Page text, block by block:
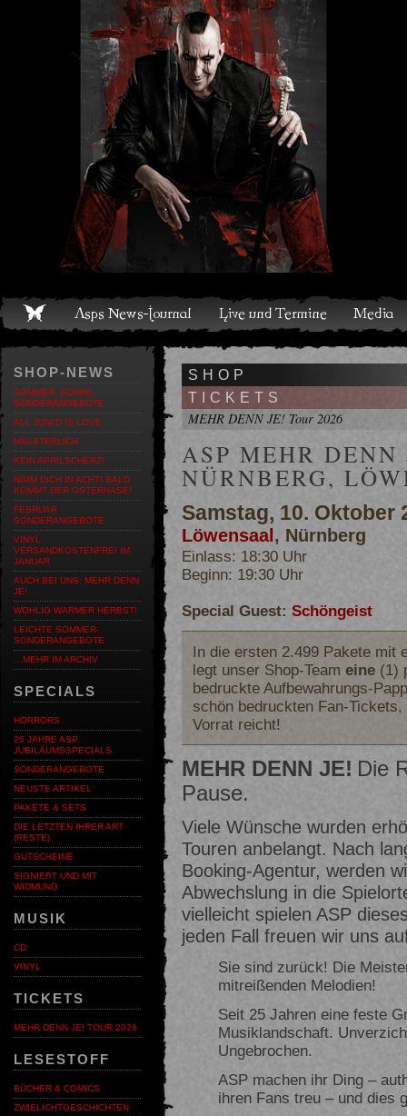
Live und Termine Media Shop Band Discografie
SHOP-NEWS
SOMMER, SONNE,
SONDERANGEBOTE
ALL JUNI'D IS LOVE
MAI-STERLICH
KEIN APRILSCHERZ!
NIMM DICH IN ACHT! BALD
KOMMT DER OSTERHASE!
FEBRUAR
SONDERANGEBOTE
VINYL
VERSANDKOSTENFREI IM
JANUAR
AUCH BEI UNS: MEHR DENN
JE!
WOHLIG WARMER HERBST!
LEICHTE SOMMER-
SONDERANGEBOTE
…MEHR IM ARCHIV
SPECIALS
HORRORS
25 JAHRE ASP.
JUBILÄUMSSPECIALS
SONDERANGEBOTE
NEUSTE ARTIKEL
PAKETE & SETS
DIE LETZTEN IHRER ART
(RESTE)
GUTSCHEINE
SIGNIERT UND MIT
WIDMUNG
MUSIK
CD
VINYL
TICKETS
MEHR DENN JE! TOUR 2026
LESESTOFF
BÜCHER & COMICS
ZWIELICHTGESCHICHTEN
SHOP
TICKETS
MEHR DENN JE! Tour 2026
ASP MEHR
NÜRNBERG,
Samstag, 10. Oktober
Löwensaal , Nürnberg
Einlass: 18:30 Uhr
Beginn: 19:30 Uhr
Special Guest: Schöngeist
In die ersten 2.499 Pakete mit
legt unser Shop-Team eine (1)
bedruckte Aufbewahrungs-
schön bedruckten Fan-
Vorrat reicht!
MEHR DENN JE! Die
Pause.
Viele Wünsche wurden
Touren anbelangt. Nach
Booking-Agentur, werden
Abwechslung in die
vielleicht spielen ASP
jeden Fall freuen wir uns
Sie sind zurück! Die
mitreißenden Melodien!
Seit 25 Jahren eine feste
Musiklandschaft.
Ungebrochen.
ASP machen ihr Ding –
ihren Fans treu – und dies